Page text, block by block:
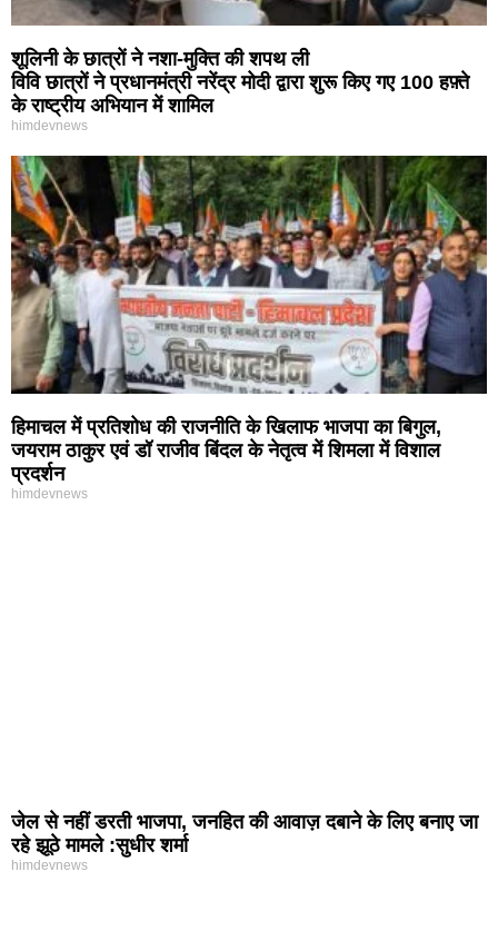
शूलिनी के छात्रों ने नशा-मुक्ति की शपथ ली
विवि छात्रों ने प्रधानमंत्री नरेंद्र मोदी द्वारा शुरू किए गए 100 हफ़्ते
के राष्ट्रीय अभियान में शामिल
himdevnews
हिमाचल में प्रतिशोध की राजनीति के खिलाफ भाजपा का बिगुल,
जयराम ठाकुर एवं डॉ राजीव बिंदल के नेतृत्व में शिमला में विशाल
प्रदर्शन
himdevnews
जेल से नहीं डरती भाजपा, जनहित की आवाज़ दबाने के लिए बनाए जा
रहे झूठे मामले :सुधीर शर्मा
himdevnews